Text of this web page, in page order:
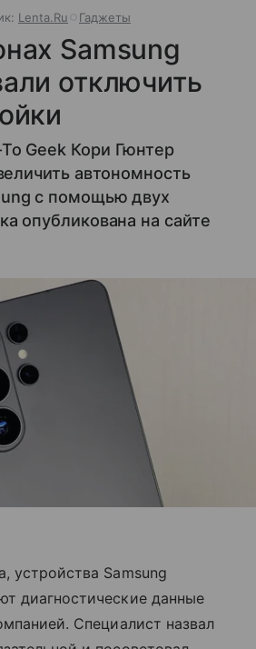
Lenta.Ru Гаджеты
Samsung
отключить
Geek Кори Гюнтер
автономность
с помощью двух
опубликована на сайте
устройства Samsung
диагностические данные
Специалист назвал